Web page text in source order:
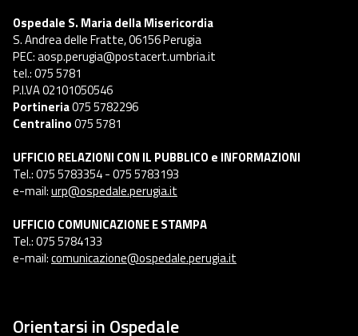
Ospedale S. Maria della Misericordia
S. Andrea delle Fratte, 06156 Perugia
PEC: aosp.perugia@postacert.umbria.it
tel.: 075 5781
P.I.VA 02101050546
Portineria075 5782296
Centralino075 5781
UFFICIO RELAZIONI CON IL PUBBLICO e INFORMAZIONI
Tel.: 075 5783354 - 075 5783193
e-mail:urp@ospedale.perugia.it
UFFICIO COMUNICAZIONE E STAMPA
Tel.: 075 5784133
e-mail:comunicazione@ospedale.perugia.it
Orientarsi in Ospedale